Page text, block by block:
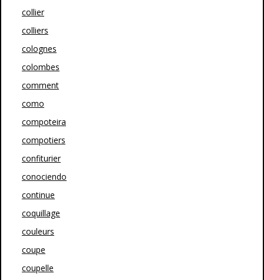
collier
colliers
colognes
colombes
comment
como
compoteira
compotiers
confiturier
conociendo
continue
coquillage
couleurs
coupe
coupelle